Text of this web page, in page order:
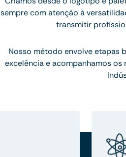
sempre com atenção à
transmitir
Nosso método envolve etapas
excelência e acompanhamos